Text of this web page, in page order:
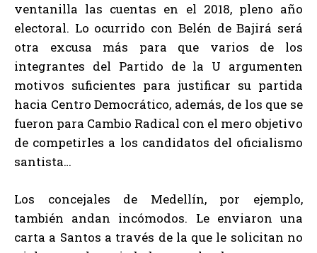
ventanilla las cuentas en el 2018, pleno año
electoral. Lo ocurrido con Belén de Bajirá será
otra excusa más para que varios de los
integrantes del Partido de la U argumenten
motivos suficientes para justificar su partida
hacia Centro Democrático, además, de los que se
fueron para Cambio Radical con el mero objetivo
de competirles a los candidatos del oficialismo
santista…
Los concejales de Medellín, por ejemplo,
también andan incómodos. Le enviaron una
carta a Santos a través de la que le solicitan no